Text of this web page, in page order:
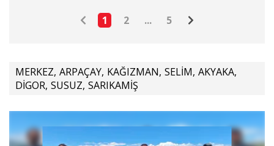
1 2 ... 5
MERKEZ, ARPAÇAY, KAĞIZMAN, SELİM, AKYAKA,
DİGOR, SUSUZ, SARIKAMİŞ